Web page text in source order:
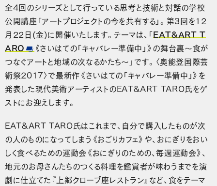
全4回のシリーズとして行っている思考と技術と対話の学校
公開講座「アートプロジェクトの今を共有する」。第3回を12
月22日(金)に開催いたします。テーマは、「EAT&ART T
ARO
《さいはての「キャバレー準備中」》の舞台裏～食が
つなぐアートと地域の次なるかたち～」です。〈奥能登国際芸
術祭2017〉で最新作《さいはての「キャバレー準備中」》を
発表した現代美術アーティストのEAT&ART TARO氏をゲ
ストにお迎えします。
EAT&ART TARO氏はこれまで、自分で購入したものが次
の人のものになってしまう《おごりカフェ》や、おにぎりをおい
しく食べるための運動会《おにぎりのための、毎週運動会》、
地元のお母さんたちのつくる料理を鑑賞者が味わうまでを演
劇に仕立てた『上郷クローブ座レストラン』など、食をテーマ